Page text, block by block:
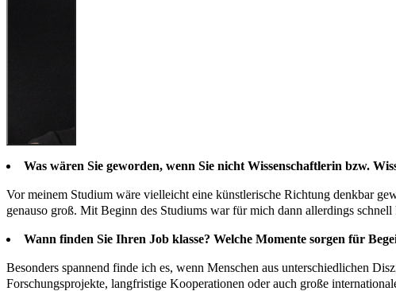
Was wären Sie geworden, wenn Sie nicht Wissenschaftlerin bzw.
Vor meinem Studium wäre vielleicht eine künstlerische Richtung denkbar
genauso groß. Mit Beginn des Studiums war für mich dann allerdings
Wann finden Sie Ihren Job klasse? Welche Momente sorgen für
Besonders spannend finde ich es, wenn Menschen aus unterschiedlichen
Forschungsprojekte, langfristige Kooperationen oder auch große